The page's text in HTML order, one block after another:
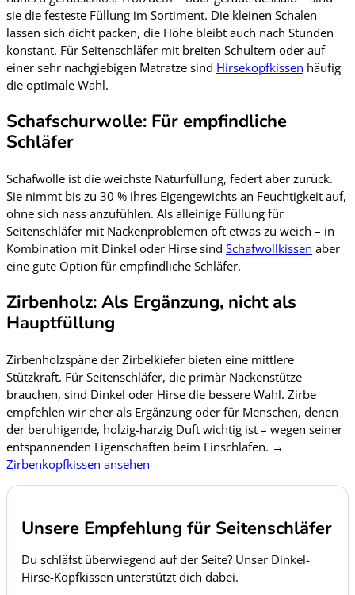
sie die festeste Füllung im Sortiment. Die kleinen Schalen
lassen sich dicht packen, die Höhe bleibt auch nach Stunden
konstant. Für Seitenschläfer mit breiten Schultern oder auf
einer sehr nachgiebigen Matratze sind Hirsekopfkissen häufig
die optimale Wahl.
Schafschurwolle: Für empfindliche
Schläfer
Schafwolle ist die weichste Naturfüllung, federt aber zurück.
Sie nimmt bis zu 30 % ihres Eigengewichts an Feuchtigkeit auf,
ohne sich nass anzufühlen. Als alleinige Füllung für
Seitenschläfer mit Nackenproblemen oft etwas zu weich – in
Kombination mit Dinkel oder Hirse sind Schafwollkissen aber
eine gute Option für empfindliche Schläfer.
Zirbenholz: Als Ergänzung, nicht als
Hauptfüllung
Zirbenholzspäne der Zirbelkiefer bieten eine mittlere
Stützkraft. Für Seitenschläfer, die primär Nackenstütze
brauchen, sind Dinkel oder Hirse die bessere Wahl. Zirbe
empfehlen wir eher als Ergänzung oder für Menschen, denen
der beruhigende, holzig-harzig Duft wichtig ist – wegen seiner
entspannenden Eigenschaften beim Einschlafen. →
Zirbenkopfkissen ansehen
Unsere Empfehlung für Seitenschläfer
Du schläfst überwiegend auf der Seite? Unser Dinkel-
Hirse-Kopfkissen unterstützt dich dabei.